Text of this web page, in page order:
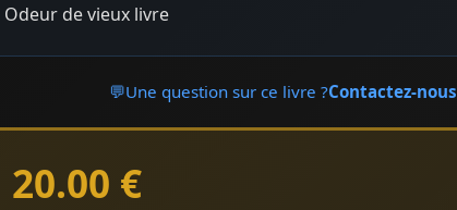
Odeur de vieux livre
💬Une question sur ce livre ?Contactez-
20.00 €